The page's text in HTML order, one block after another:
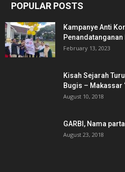
POPULAR POSTS
Kampanye Anti
February 13, 2023
Kisah Sejarah
Bugis – Makassar
August 10, 2018
GARBI, Nama
August 23, 2018